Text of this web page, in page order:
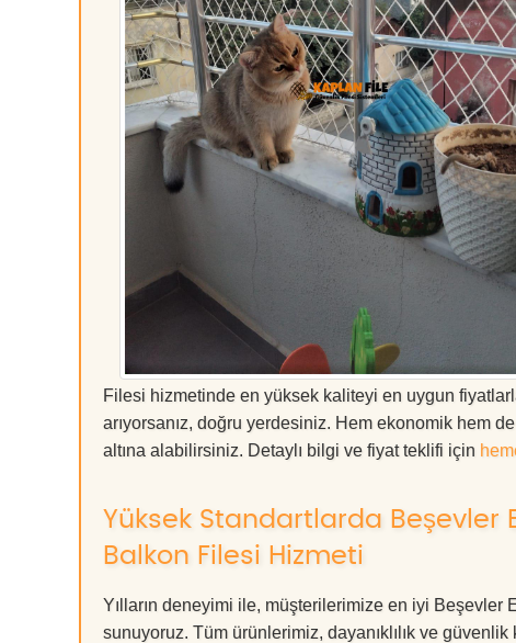
Filesi hizmetinde en yüksek kaliteyi en uygun
arıyorsanız, doğru yerdesiniz. Hem ekonomik hem
altına alabilirsiniz. Detaylı bilgi ve fiyat teklifi için
Yüksek Standartlarda Beşevler
Balkon Filesi Hizmeti
Yılların deneyimi ile, müşterilerimize en iyi
sunuyoruz. Tüm ürünlerimiz, dayanıklılık ve